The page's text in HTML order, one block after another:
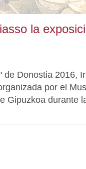
la
Donostia 2016,
por el
Gipuzkoa durante